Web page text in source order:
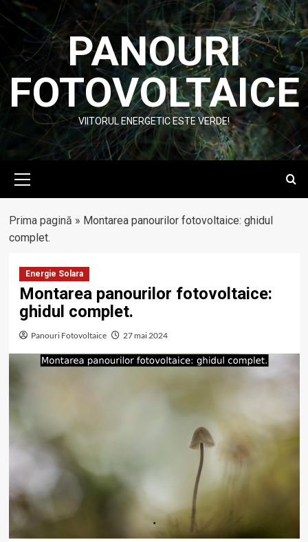
Skip
to
content
PANOURI
FOTOVOLTAICE
VIITORUL ENERGETIC ESTE VERDE!
Menu
Prima pagină » Montarea panourilor fotovoltaice: ghidul
complet.
Energie Solara
Montarea panourilor fotovoltaice:
ghidul complet.
Panouri Fotovoltaice 27 mai 2024